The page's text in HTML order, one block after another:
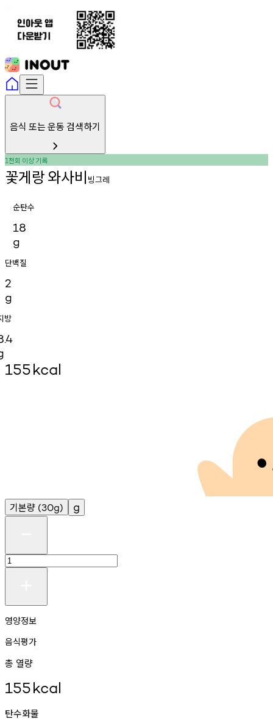
음식 또는 운동 검색하기
1천회 이상기록
꽃게랑와사비 빙그레
순탄수
18
g
단백질
2
g
방
155kcal
기본량 (30g) g
영양정보
음식평가
총 열량
155kcal
탄수화물